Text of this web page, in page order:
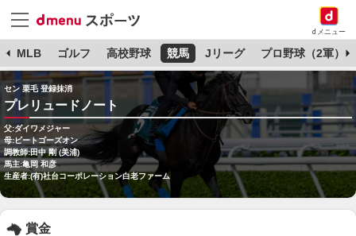
dメニュー
MLB ゴルフ 高校野球 競馬 Jリーグ プロ野球（2軍）
セン 栗毛 登録抹消
プレリュードノート
父:ダイワメジャー
母:ビートゴーズオン
調教師:田中 剛 (美浦)
馬主:亀岡 和彦
生産者:(有)社台コーポレーション白老ファーム
賞金